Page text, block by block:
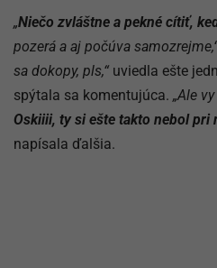
„Niečo zvláštne a pekné cítiť,
pozerá a aj počúva
sa dokopy, pls,“ uviedla ešte
spýtala sa komentujúca. „Ale
Oskiiii, ty si ešte takto nebol pri
napísala ďalšia.